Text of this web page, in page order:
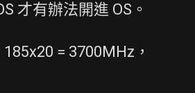
才有辦法開進 OS。
= 3700MHz，